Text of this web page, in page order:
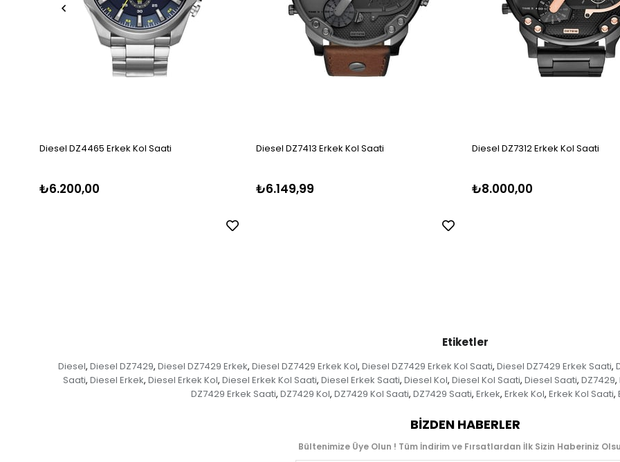
Diesel DZ4465 Erkek Kol Saati
₺6.200,00
Diesel DZ7413 Erkek Kol Saati
₺6.149,99
Diesel DZ7312 Erkek Kol Saati
₺8.000,00
Etiketler
Diesel, Diesel DZ7429, Diesel DZ7429 Erkek, Diesel DZ7429 Erkek Kol, Diesel DZ7429 Erkek Kol Saati, Diesel DZ7429 Erkek Saati,
Saati, Diesel Erkek, Diesel Erkek Kol, Diesel Erkek Kol Saati, Diesel Erkek Saati, Diesel Kol, Diesel Kol Saati, Diesel Saati, DZ7429,
DZ7429 Erkek Saati, DZ7429 Kol, DZ7429 Kol Saati, DZ7429 Saati, Erkek, Erkek Kol, Erkek Kol Saati,
BIZDEN HABERLER
Bültenimize Üye Olun ! Tüm İndirim ve Fırsatlardan İlk Sizin Haberiniz